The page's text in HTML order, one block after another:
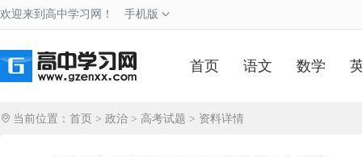
欢迎来到高中学习网！ 手机版
首页 语文 数学
当前位置： 首页 > 政治 > 高考试题 > 资料详情